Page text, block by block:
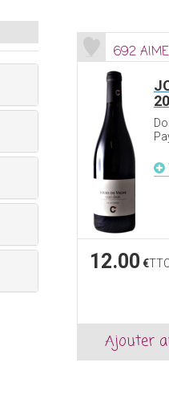
692
12.00 €
Ajouter